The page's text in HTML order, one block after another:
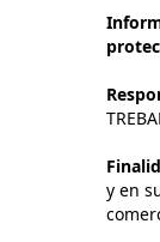
y en